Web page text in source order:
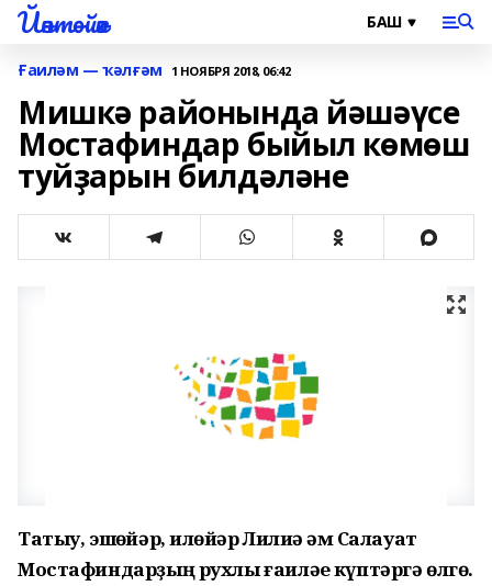
Йәнтөйәк
Ғаиләм — ҡәлғәм 1 НОЯБРЯ 2018, 06:42
Мишкә районында йәшәүсе
Мостафиндар быйыл көмөш
туйҙарын билдәләне
Татыу, эшһөйәр, илһөйәр Лилиә һәм Салауат
Мостафиндарҙың рухлы ғаиләһе күптәргә өлгө.